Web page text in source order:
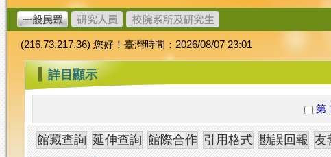
容
論
文
加
值
系
統
(216.73.217.36) 您好！臺灣時間：2026/08/07 23:01
::: 詳目顯示
第